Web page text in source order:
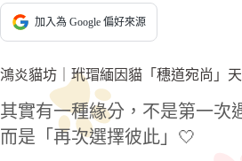
加入為 Google 偏好來源
鴻炎貓坊｜玳瑁緬因貓「穗道宛尚」
其實有一種緣分，不是第一次
而是「再次選擇彼此」🤍